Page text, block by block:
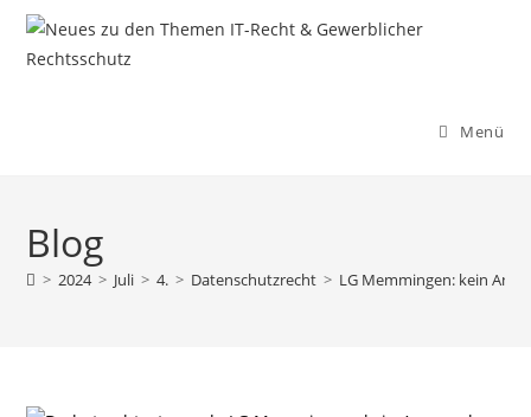
Zum
springen
Menü
Blog
> 2024 > Juli > 4. > Datenschutzrecht > LG Memmingen: kein